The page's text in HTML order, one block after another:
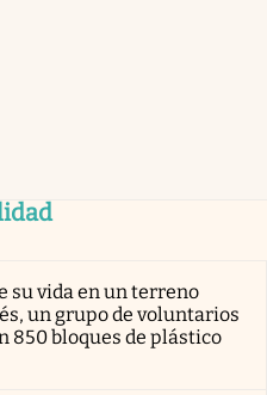
su vida en un terreno
un grupo de voluntarios
850 bloques de plástico